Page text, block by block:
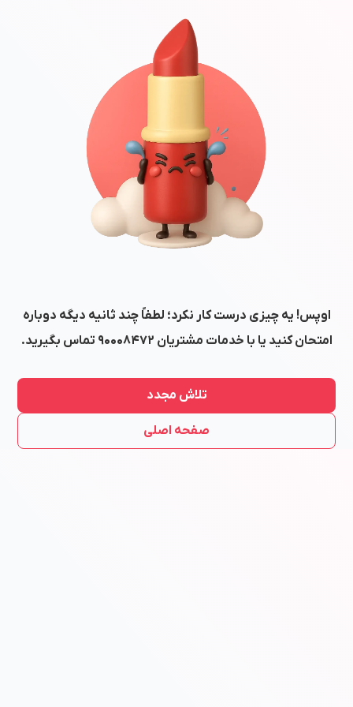
اوپس! یه چیزی درست کار نکرد؛ لطفاً چند ثانیه دیگه دوباره
امتحان کنید یا با خدمات مشتریان ۹۰۰۰۸۴۷۲ تماس بگیرید.
تلاش مجدد
صفحه اصلی